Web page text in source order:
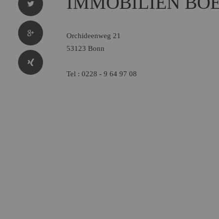
Orchideenweg 21
53123 Bonn
Tel : 0228 - 9 64 97 08